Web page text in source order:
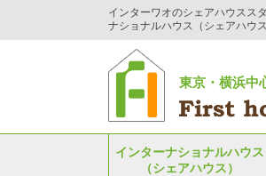
インターワオのシェアハウスス
ナショナルハウス（シェアハウ
東京・横浜中
インターナショナルハウス
（シェアハウス）